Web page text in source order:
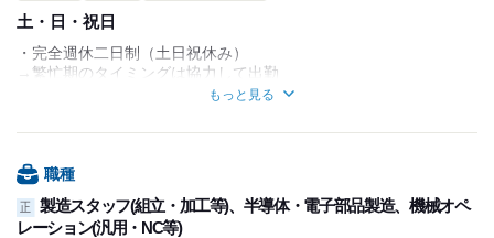
土・日・祝日
・完全週休二日制（土日祝休み）
→繁忙期のタイミングは協力して出勤
・GW休暇
・有給休暇（有給消化率100％も可能！）
・産休・育休制度
もっと見る
職種
正
製造スタッフ(組立・加工等)、半導体・電子部品製造、機械オペ
レーション(汎用・NC等)